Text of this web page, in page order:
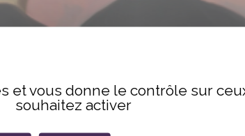
et vous donne le contrôle sur
souhaitez activer